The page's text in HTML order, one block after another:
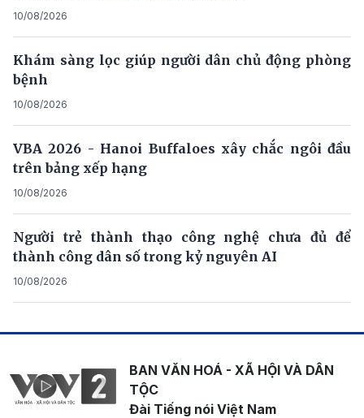
10/08/2026
Khám sàng lọc giúp người dân chủ động phòng
bệnh
10/08/2026
VBA 2026 - Hanoi Buffaloes xây chắc ngôi đầu
trên bảng xếp hạng
10/08/2026
Người trẻ thành thạo công nghệ chưa đủ để
thành công dân số trong kỷ nguyên AI
10/08/2026
BAN VĂN HOÁ - XÃ HỘI VÀ DÂN
TỘC
Đài Tiếng nói Việt Nam